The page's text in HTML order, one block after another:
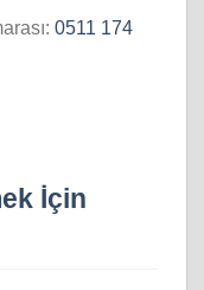
0511 174
İçin